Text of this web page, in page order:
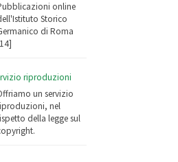
online
Storico
di Roma
riproduzioni
un servizio
nel
della legge sul